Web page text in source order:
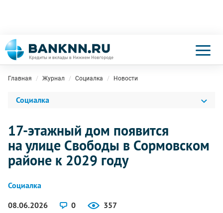
Главная Журнал Социалка Новости
Социалка
17-этажный дом появится
на улице Свободы в Сормовском
районе к 2029 году
Социалка
08.06.2026
0 357